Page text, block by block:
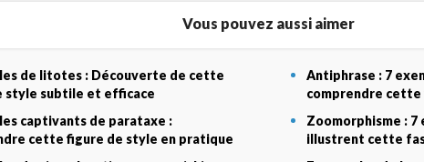
Vous pouvez aussi aimer
de litotes : Découverte de cette
style subtile et efficace
Antiphrase : 7
comprendre
captivants de parataxe :
cette figure de style en pratique
Zoomorphisme : 7
illustrent cette